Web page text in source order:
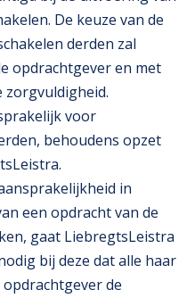
De keuze van de
derden zal
opdrachtgever en met
zorgvuldigheid.
voor
behoudens opzet
in
een opdracht van de
gaat LiebregtsLeistra
bij deze dat alle haar
de